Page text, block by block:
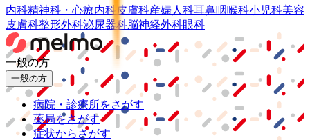
内科精神科・心療内科 皮膚科産婦人科耳鼻咽喉科小児科美容
皮膚科整形外科泌尿器科脳神経外科眼科
一般の方
一般の方
病院・診療所をさがす
薬局をさがす
症状からさがす